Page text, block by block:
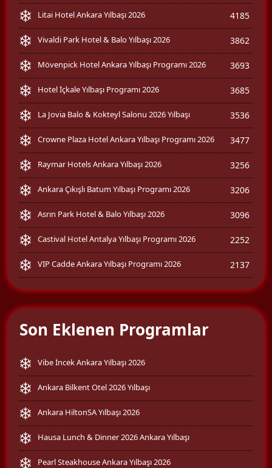
Litai Hotel Ankara Yılbaşı 2026 4185
Vivaldi Park Hotel & Balo Yılbaşı 2026 3862
Mövenpick Hotel Ankara Yılbaşı Programı 2026 3693
Hotel İçkale Yılbaşı Programı 2026 3685
La Jovia Balo & Kokteyl Salonu 2026 Yılbaşı 3536
Crowne Plaza Hotel Ankara Yılbaşı Programı 2026 3477
Raymar Hotels Ankara Yılbaşı 2026 3256
Ankara Çıkışlı Batum Yılbaşı Programı 2026 3206
Asrın Park Hotel & Balo Yılbaşı 2026 3096
Castival Hotel Antalya Yılbaşı Programı 2026 2252
VIP Cadde Ankara Yılbaşı Programı 2026 2137
Son Eklenen Programlar
Vibe İncek Ankara Yılbaşı 2026
Ankara Bilkent Otel 2026 Yılbaşı
Ankara HiltonSA Yılbaşı 2026
Hausa Lunch & Dinner 2026 Ankara Yılbaşı
Pearl Steakhouse Ankara Yılbaşı 2026